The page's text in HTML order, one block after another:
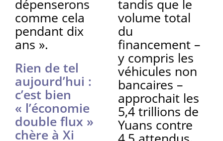
dépenserons
comme cela
pendant dix
ans ».
Rien de tel
aujourd’hui :
c’est bien
« l’économie
double flux »
chère à Xi
tandis que le
volume total
du
financement –
y compris les
véhicules non
bancaires –
approchait les
5,4 trillions de
Yuans contre